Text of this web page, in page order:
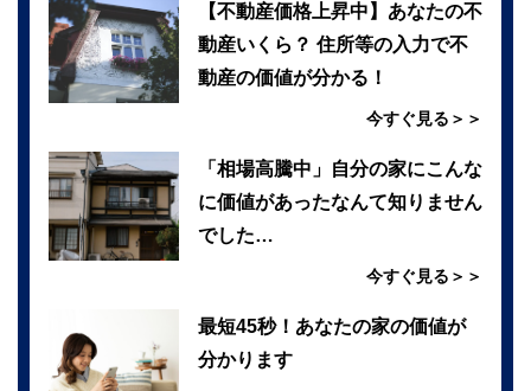
【不動産価格上昇中】あなたの不
動産いくら？ 住所等の入力で不
動産の価値が分かる！
今すぐ見る＞＞
「相場高騰中」自分の家にこんな
に価値があったなんて知りません
でした…
今すぐ見る＞＞
最短45秒！あなたの家の価値が
分かります